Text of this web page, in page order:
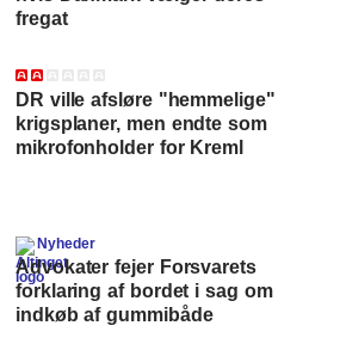
fregat
DR ville afsløre "hemmelige"
krigsplaner, men endte som
mikrofonholder for Kreml
Nyheder
Advokater fejer Forsvarets
forklaring af bordet i sag om
indkøb af gummibåde